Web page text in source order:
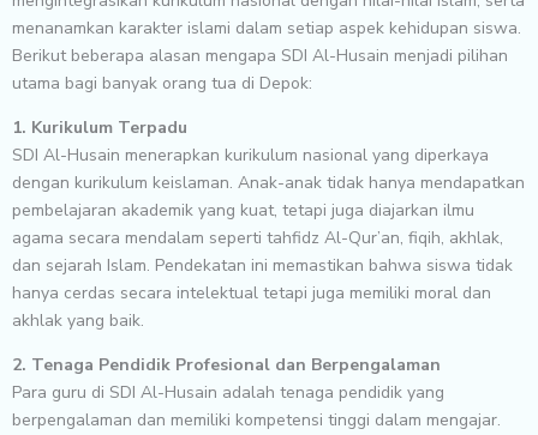
menanamkan karakter islami dalam setiap aspek kehidupan siswa.
Berikut beberapa alasan mengapa SDI Al-Husain menjadi pilihan
utama bagi banyak orang tua di Depok:
1. Kurikulum Terpadu
SDI Al-Husain menerapkan kurikulum nasional yang diperkaya
dengan kurikulum keislaman. Anak-anak tidak hanya mendapatkan
pembelajaran akademik yang kuat, tetapi juga diajarkan ilmu
agama secara mendalam seperti tahfidz Al-Qur’an, fiqih, akhlak,
dan sejarah Islam. Pendekatan ini memastikan bahwa siswa tidak
hanya cerdas secara intelektual tetapi juga memiliki moral dan
akhlak yang baik.
2. Tenaga Pendidik Profesional dan Berpengalaman
Para guru di SDI Al-Husain adalah tenaga pendidik yang
berpengalaman dan memiliki kompetensi tinggi dalam mengajar.